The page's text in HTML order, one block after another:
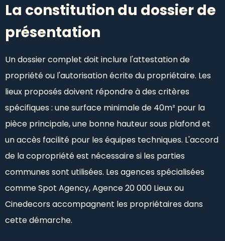
La constitution du dossier de
présentation
Un dossier complet doit inclure l'attestation de
propriété ou l'autorisation écrite du propriétaire. Les
lieux proposés doivent répondre à des critères
spécifiques : une surface minimale de 40m² pour la
pièce principale, une bonne hauteur sous plafond et
un accès facilité pour les équipes techniques. L'accord
de la copropriété est nécessaire si les parties
communes sont utilisées. Les agences spécialisées
comme Spot Agency, Agence 20 000 Lieux ou
Cinedecors accompagnent les propriétaires dans
cette démarche.